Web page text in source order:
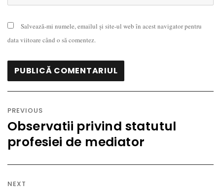
Salvează-mi numele, emailul și site-ul web în acest navigator pentru
data viitoare când o să comentez.
în
articole
PREVIOUS
Previous
post:
Observatii privind statutul
profesiei de mediator
NEXT